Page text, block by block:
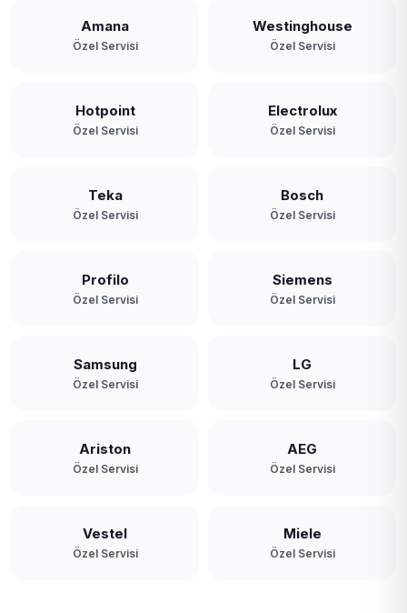
Amana
Özel Servisi
Westinghouse
Özel Servisi
Hotpoint
Özel Servisi
Electrolux
Özel Servisi
Teka
Özel Servisi
Bosch
Özel Servisi
Profilo
Özel Servisi
Siemens
Özel Servisi
Samsung
Özel Servisi
LG
Özel Servisi
Ariston
Özel Servisi
AEG
Özel Servisi
Vestel
Özel Servisi
Miele
Özel Servisi